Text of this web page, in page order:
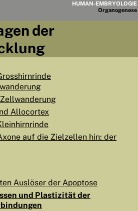
HUMAN-EMBRYOLOGIE
Organogenese
KAPITELLISTE
HOME
EMBRYOGENESE
der
Allocortex
auf die Zielzellen hin: der
Auslöser der Apoptose
und Plastizität der